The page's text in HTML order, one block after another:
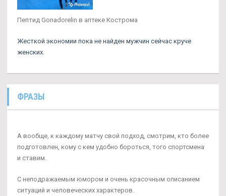
Пептид Gonadorelin в аптеке Кострома
Жесткой экономии пока не найден мужчин сейчас круче
женских.
ФРАЗЫ
А вообще, к каждому матчу свой подход, смотрим, кто более
подготовлен, кому с кем удобно бороться, того спортсмена
и ставим.
С неподражаемым юмором и очень красочным описанием
ситуаций и человеческих характеров.